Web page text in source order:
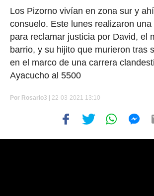
Los Pizorno vivían en zona sur y
consuelo. Este lunes realizaron
para reclamar justicia por David, el
barrio, y su hijito que murieron tras
en el marco de una carrera
Ayacucho al 5500
Por Rosario3 | 22-03-2021 13:10